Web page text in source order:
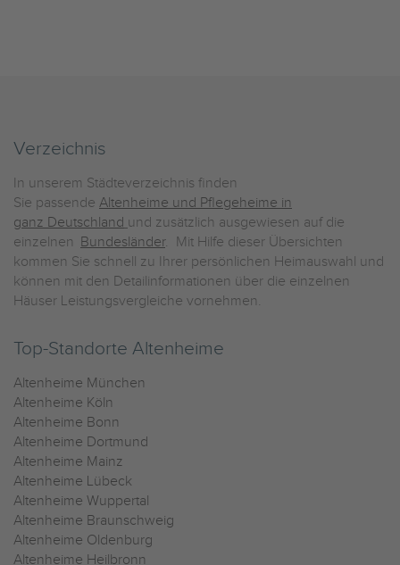
Verzeichnis
In unserem Städteverzeichnis finden
Sie passende Altenheime und Pflegeheime in
ganz Deutschland und zusätzlich ausgewiesen auf die
einzelnen Bundesländer. Mit Hilfe dieser Übersichten
kommen Sie schnell zu Ihrer persönlichen Heimauswahl und
können mit den Detailinformationen über die einzelnen
Häuser Leistungsvergleiche vornehmen.
Top-Standorte Altenheime
Altenheime München
Altenheime Köln
Altenheime Bonn
Altenheime Dortmund
Altenheime Mainz
Altenheime Lübeck
Altenheime Wuppertal
Altenheime Braunschweig
Altenheime Oldenburg
Altenheime Heilbronn